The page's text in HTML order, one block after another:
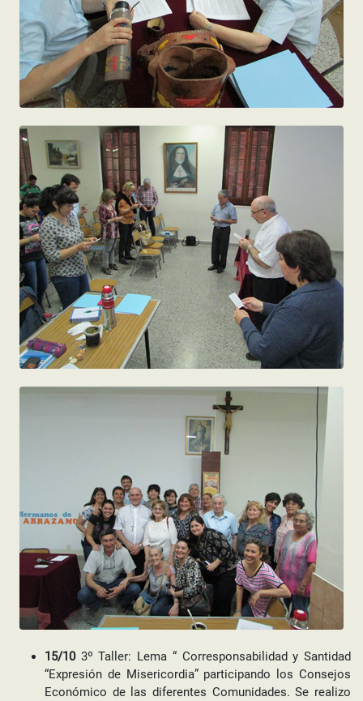
15/103º Taller: Lema “ Corresponsabilidad y Santidad
“Expresión de Misericordia” participando los Consejos
Económico de las diferentes Comunidades. Se realizo